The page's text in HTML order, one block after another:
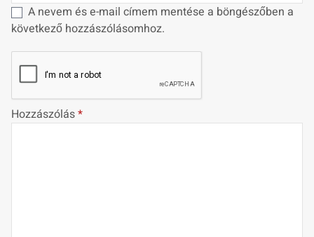
A nevem és e-mail címem mentése a böngészőben a
következő hozzászólásomhoz.
Hozzászólás*